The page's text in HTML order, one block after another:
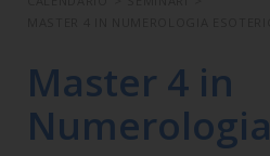
Master 4 in